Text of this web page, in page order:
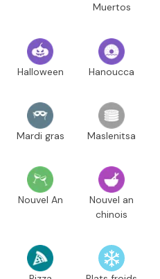
Muertos
Halloween Hanoucca
Mardi gras Maslenitsa
Nouvel An
Nouvel an
chinois